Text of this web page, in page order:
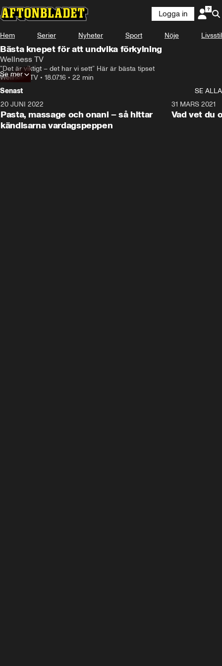
Logga in
Hem Serier Nyheter Sport Nöje Livsstil
Bästa knepet för att undvika förkylning
Wellness TV
”Det är viktigt – det har vi sett” Här är bästa tipset
Wellness TV • 18.07.16 • 22 min
Se mer
Senast
SE ALLA
20 JUNI 2022
Pasta, massage och onani – så hittar
kändisarna vardagspeppen
31 MARS 2021
Vad vet du